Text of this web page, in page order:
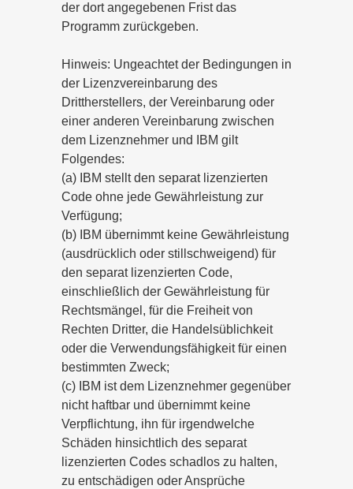
der dort angegebenen Frist das
Programm zurückgeben.
Hinweis: Ungeachtet der Bedingungen in
der Lizenzvereinbarung des
Drittherstellers, der Vereinbarung oder
einer anderen Vereinbarung zwischen
dem Lizenznehmer und IBM gilt
Folgendes:
(a) IBM stellt den separat lizenzierten
Code ohne jede Gewährleistung zur
Verfügung;
(b) IBM übernimmt keine Gewährleistung
(ausdrücklich oder stillschweigend) für
den separat lizenzierten Code,
einschließlich der Gewährleistung für
Rechtsmängel, für die Freiheit von
Rechten Dritter, die Handelsüblichkeit
oder die Verwendungsfähigkeit für einen
bestimmten Zweck;
(c) IBM ist dem Lizenznehmer gegenüber
nicht haftbar und übernimmt keine
Verpflichtung, ihn für irgendwelche
Schäden hinsichtlich des separat
lizenzierten Codes schadlos zu halten,
zu entschädigen oder Ansprüche